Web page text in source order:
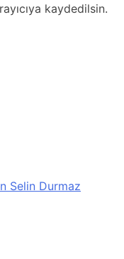
kaydedilsin.
Selin Durmaz